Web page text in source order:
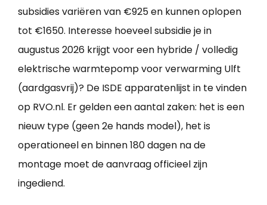
subsidies variëren van €925 en kunnen oplopen
tot €1650. Interesse hoeveel subsidie je in
augustus 2026 krijgt voor een hybride / volledig
elektrische warmtepomp voor verwarming Ulft
(aardgasvrij)? De ISDE apparatenlijst in te vinden
op RVO.nl. Er gelden een aantal zaken: het is een
nieuw type (geen 2e hands model), het is
operationeel en binnen 180 dagen na de
montage moet de aanvraag officieel zijn
ingediend.